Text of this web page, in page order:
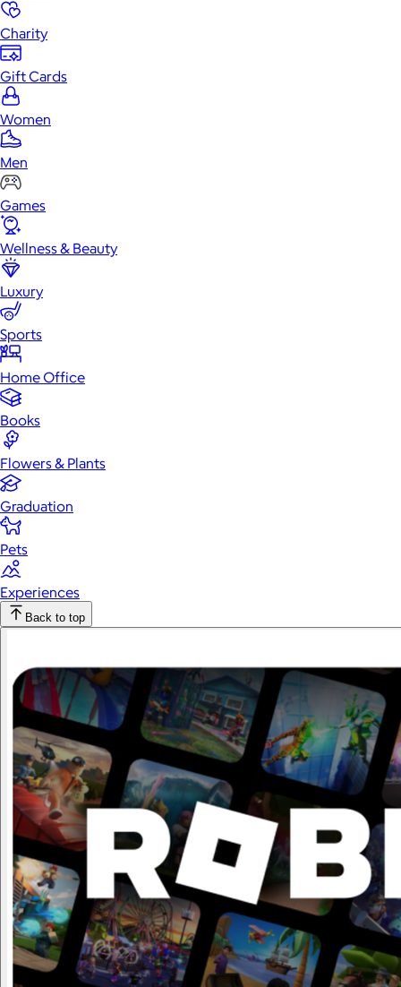
Charity
Gift Cards
Women
Men
Games
Wellness & Beauty
Luxury
Sports
Home Office
Books
Flowers & Plants
Graduation
Pets
Experiences
Back to top